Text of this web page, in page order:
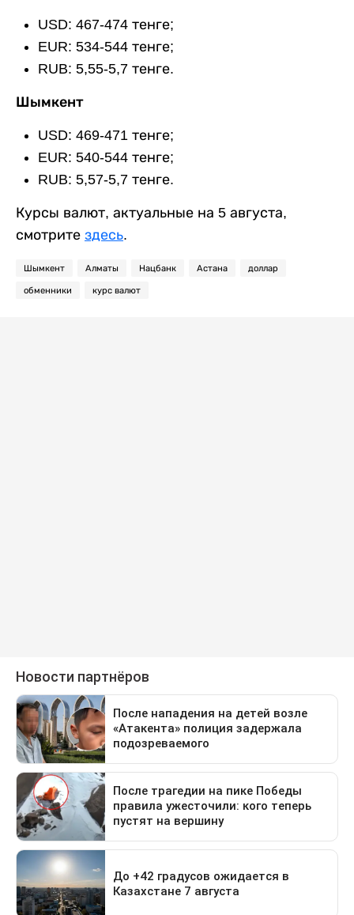
USD: 467-474 тенге;
EUR: 534-544 тенге;
RUB: 5,55-5,7 тенге.
Шымкент
USD: 469-471 тенге;
EUR: 540-544 тенге;
RUB: 5,57-5,7 тенге.
Курсы валют, актуальные на 5 августа,
смотрите здесь.
Шымкент Алматы Нацбанк Астана доллар
обменники курс валют